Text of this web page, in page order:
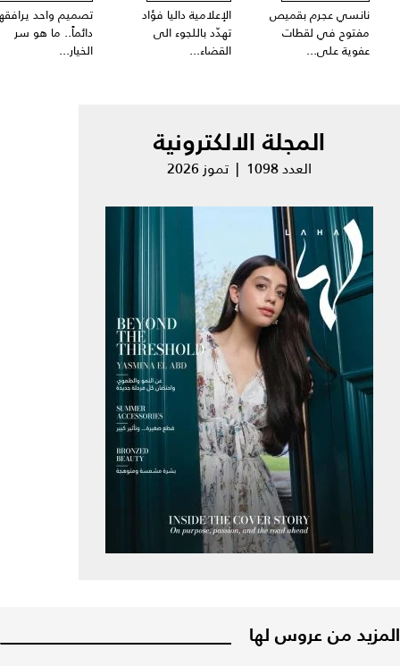
نانسي عجرم بقميص
مفتوح في لقطات
عفوية على...
الإعلامية داليا فؤاد
تهدّد باللجوء الى
القضاء...
تصميم واحد
دائماً.. ما هو سر
الخيار...
المجلة الالكترونية
العدد 1098 | تموز 2026
المزيد من عروس لها